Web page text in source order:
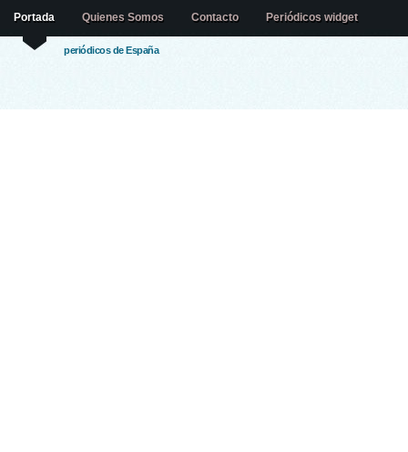
periódicos de España
Portada Quienes Somos Contacto Periódicos widget